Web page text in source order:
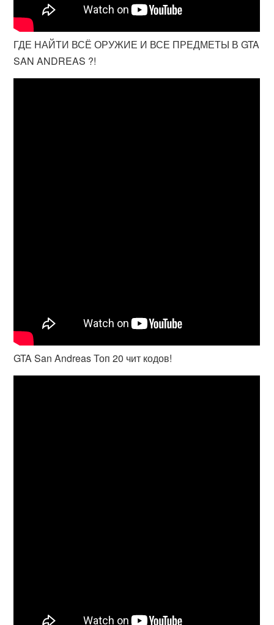
ГДЕ НАЙТИ ВСЁ ОРУЖИЕ И ВСЕ ПРЕДМЕТЫ В GTA
SAN ANDREAS ?!
GTA San Andreas Топ 20 чит кодов!